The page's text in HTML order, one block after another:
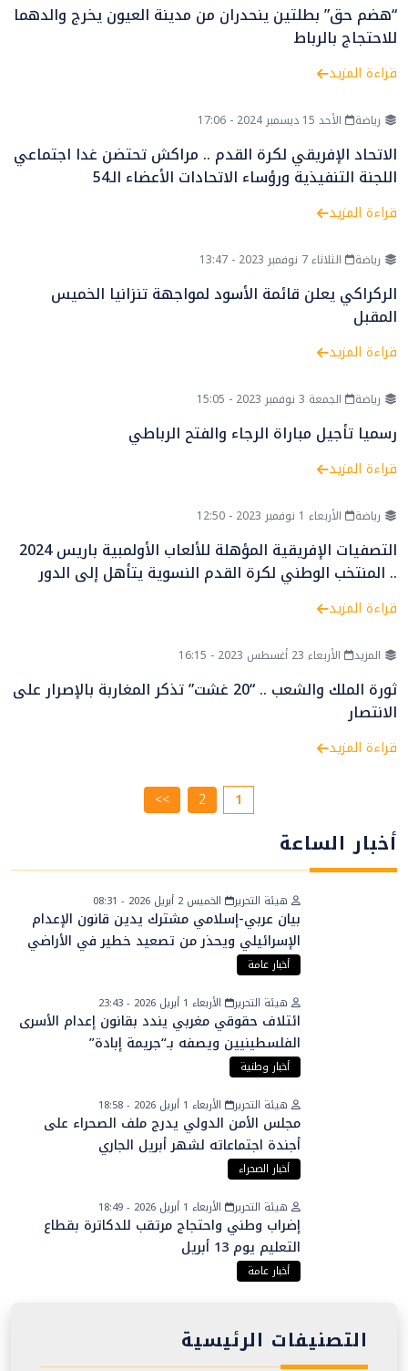
“هضم حق” بطلتين ينحدران من مدينة العيون يخرج والدهما
للاحتجاج بالرباط
قراءة المزيد
رياضة الأحد 15 ديسمبر 2024 - 17:06
الاتحاد الإفريقي لكرة القدم .. مراكش تحتضن غدا اجتماعي
اللجنة التنفيذية ورؤساء الاتحادات الأعضاء الـ54
قراءة المزيد
رياضة الثلاثاء 7 نوفمبر 2023 - 13:47
الركراكي يعلن قائمة الأسود لمواجهة تنزانيا الخميس
المقبل
قراءة المزيد
رياضة الجمعة 3 نوفمبر 2023 - 15:05
رسميا تأجيل مباراة الرجاء والفتح الرباطي
قراءة المزيد
رياضة الأربعاء 1 نوفمبر 2023 - 12:50
التصفيات الإفريقية المؤهلة للألعاب الأولمبية باريس 2024
.. المنتخب الوطني لكرة القدم النسوية يتأهل إلى الدور
الثالث
قراءة المزيد
المزيد الأربعاء 23 أغسطس 2023 - 16:15
ثورة الملك والشعب .. “20 غشت” تذكر المغاربة بالإصرار على
الانتصار
قراءة المزيد
1
2
>>
أخبار الساعة
هيئة التحرير الخميس 2 أبريل 2026 - 08:31
بيان عربي-إسلامي مشترك يدين قانون الإعدام
الإسرائيلي ويحذر من تصعيد خطير في الأراضي
الفلسطينية
أخبار عامة
هيئة التحرير
الأربعاء 1 أبريل 2026 - 23:43
ائتلاف حقوقي مغربي يندد بقانون إعدام الأسرى
الفلسطينيين ويصفه بـ“جريمة إبادة”
أخبار وطنية
هيئة التحرير
الأربعاء 1 أبريل 2026 - 18:58
مجلس الأمن الدولي يدرج ملف الصحراء على
أجندة اجتماعاته لشهر أبريل الجاري
أخبار الصحراء
هيئة التحرير
الأربعاء 1 أبريل 2026 - 18:49
إضراب وطني واحتجاج مرتقب للدكاترة بقطاع
التعليم يوم 13 أبريل
أخبار عامة
التصنيفات الرئيسية